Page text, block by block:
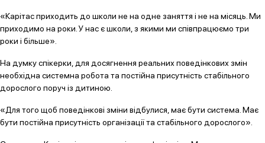
«Карітас приходить до школи не на одне заняття і не на місяць. Ми
приходимо на роки. У нас є школи, з якими ми співпрацюємо три
роки і більше».
На думку спікерки, для досягнення реальних поведінкових змін
необхідна системна робота та постійна присутність стабільного
дорослого поруч із дитиною.
«Для того щоб поведінкові зміни відбулися, має бути система. Має
бути постійна присутність організації та стабільного дорослого».